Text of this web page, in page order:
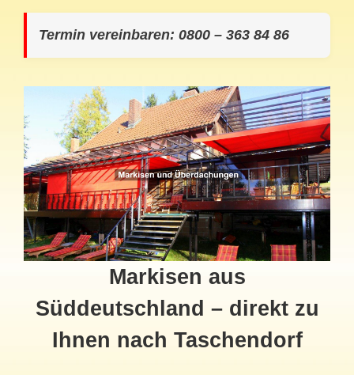
Termin vereinbaren: 0800 – 363 84 86
Markisen aus
Süddeutschland – direkt zu
Ihnen nach Taschendorf